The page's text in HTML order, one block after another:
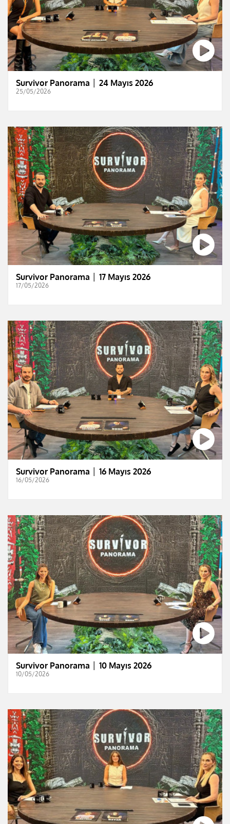
Survivor Panorama │ 24 Mayıs 2026
25/05/2026
Survivor Panorama │ 17 Mayıs 2026
17/05/2026
Survivor Panorama │ 16 Mayıs 2026
16/05/2026
Survivor Panorama │ 10 Mayıs 2026
10/05/2026